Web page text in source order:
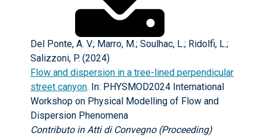
Del Ponte, A. V.; Marro, M.; Soulhac, L.; Ridolfi, L.;
Salizzoni, P. (2024)
Flow and dispersion in a tree-lined perpendicular
street canyon. In: PHYSMOD2024 International
Workshop on Physical Modelling of Flow and
Dispersion Phenomena
Contributo in Atti di Convegno (Proceeding)